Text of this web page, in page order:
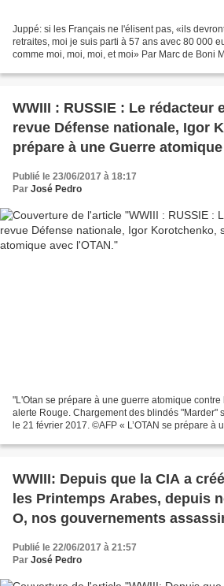
Juppé: si les Français ne l'élisent pas, «ils
retraites, moi je suis parti à 57 ans avec 80 000
comme moi, moi, moi, et moi» Par Marc de Boni
WWIII : RUSSIE : Le rédacteur
revue Défense nationale, Igor
prépare à une Guerre
Publié le 23/06/2017 à 18:17
Par José Pedro
"L'Otan se prépare à une guerre atomique
alerte Rouge. Chargement des blindés "Marder"
le 21 février 2017. ©AFP « L’OTAN se prépare à
WWIII: Depuis que la CIA a
les Printemps Arabes, depuis
O, nos gouvernements
Publié le 22/06/2017 à 21:57
Par José Pedro